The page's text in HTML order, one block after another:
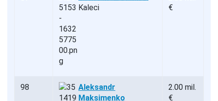
Kaleci
€
98
Aleksandr
Maksimenko
2.00 mil.
€